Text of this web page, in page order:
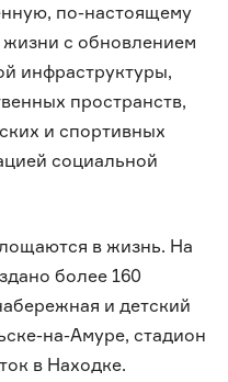
по-настоящему
с обновлением
инфраструктуры,
пространств,
и спортивных
социальной
в жизнь. На
более 160
и детский
на-Амуре, стадион
в Находке.